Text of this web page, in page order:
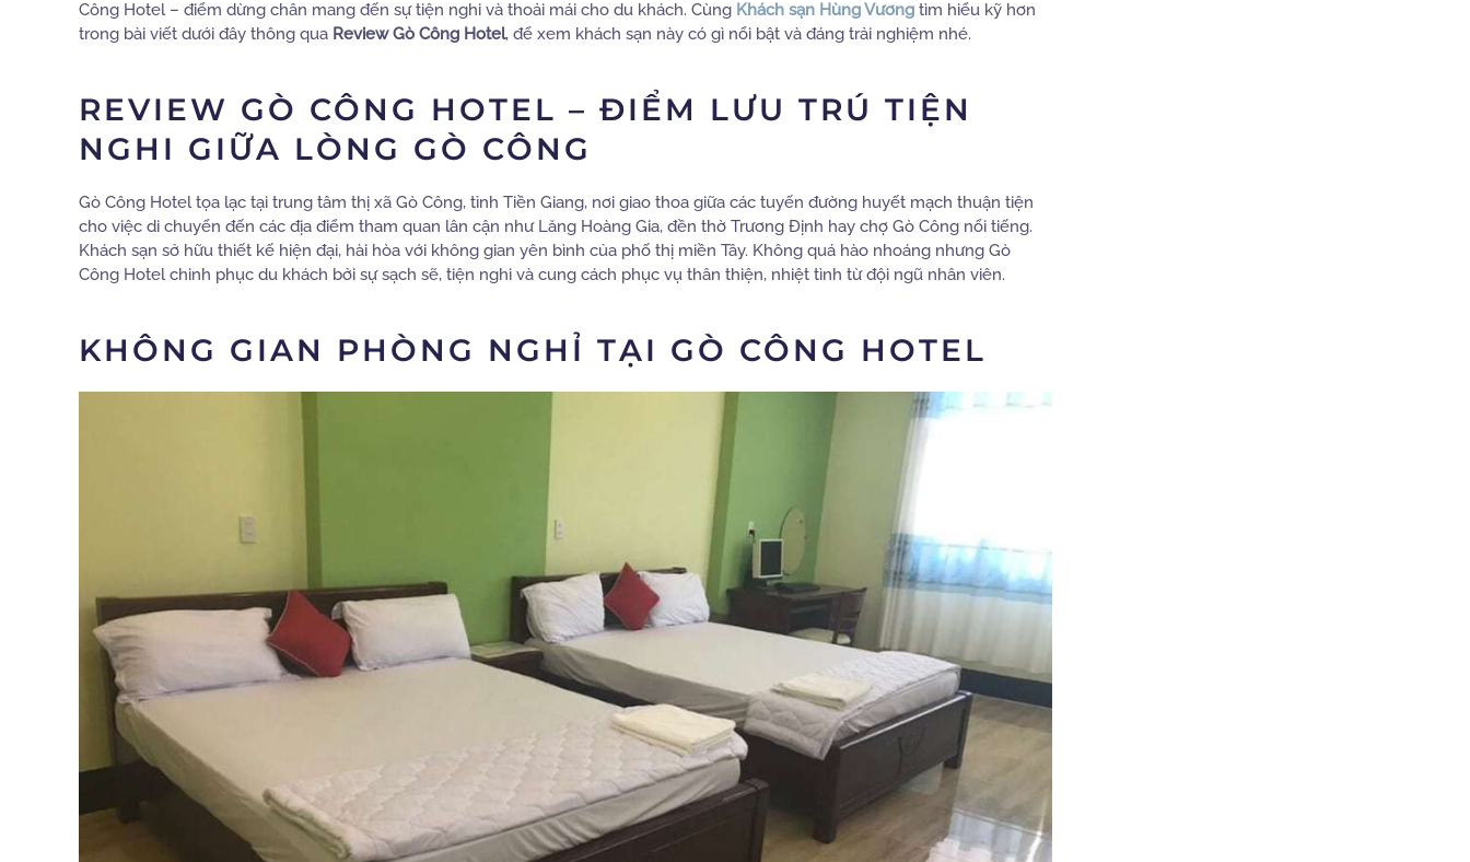
Công Hotel – điểm dừng chân mang đến sự tiện nghi và thoải mái cho du khách. Cùng Khách sạn Hùng Vương tìm hiểu kỹ hơn
trong bài viết dưới đây thông qua Review Gò Công Hotel, để xem khách sạn này có gì nổi bật và đáng trải nghiệm nhé.
REVIEW GÒ CÔNG HOTEL – ĐIỂM LƯU TRÚ TIỆN
NGHI GIỮA LÒNG GÒ CÔNG
Gò Công Hotel tọa lạc tại trung tâm thị xã Gò Công, tỉnh Tiền Giang, nơi giao thoa giữa các tuyến đường huyết mạch thuận tiện
cho việc di chuyển đến các địa điểm tham quan lân cận như Lăng Hoàng Gia, đền thờ Trương Định hay chợ Gò Công nổi tiếng.
Khách sạn sở hữu thiết kế hiện đại, hài hòa với không gian yên bình của phố thị miền Tây. Không quá hào nhoáng nhưng Gò
Công Hotel chinh phục du khách bởi sự sạch sẽ, tiện nghi và cung cách phục vụ thân thiện, nhiệt tình từ đội ngũ nhân viên.
KHÔNG GIAN PHÒNG NGHỈ TẠI GÒ CÔNG HOTEL